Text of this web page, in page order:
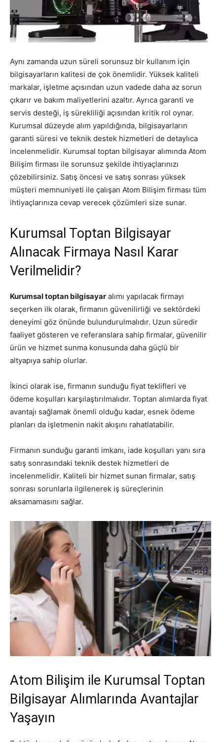
Aynı zamanda uzun süreli sorunsuz bir kullanım için
bilgisayarların kalitesi de çok önemlidir. Yüksek kaliteli
markalar, işletme açısından uzun vadede daha az sorun
çıkarır ve bakım maliyetlerini azaltır. Ayrıca garanti ve
servis desteği, iş sürekliliği açısından kritik rol oynar.
Kurumsal düzeyde alım yapıldığında, bilgisayarların
garanti süresi ve teknik destek hizmetleri de detaylıca
incelenmelidir. Kurumsal toptan bilgisayar alımında Atom
Bilişim firması ile sorunsuz şekilde ihtiyaçlarınızı
çözebilirsiniz. Satış öncesi ve satış sonrası yüksek
müşteri memnuniyeti ile çalışan Atom Bilişim firması tüm
ihtiyaçlarınıza cevap verecek çözümleri size sunar.
Kurumsal Toptan Bilgisayar
Alınacak Firmaya Nasıl Karar
Verilmelidir?
Kurumsal toptan bilgisayar alımı yapılacak firmayı
seçerken ilk olarak, firmanın güvenilirliği ve sektördeki
deneyimi göz önünde bulundurulmalıdır. Uzun süredir
faaliyet gösteren ve referanslara sahip firmalar, güvenilir
ürün ve hizmet sunma konusunda daha güçlü bir
altyapıya sahip olurlar.
İkinci olarak ise, firmanın sunduğu fiyat teklifleri ve
ödeme koşulları karşılaştırılmalıdır. Toptan alımlarda fiyat
avantajı sağlamak önemli olduğu kadar, esnek ödeme
planları da işletmenin nakit akışını rahatlatabilir.
Firmanın sunduğu garanti imkanı, iade koşulları yanı sıra
satış sonrasındaki teknik destek hizmetleri de
incelenmelidir. Kaliteli bir hizmet sunan firmalar, satış
sonrası sorunlarla ilgilenerek iş süreçlerinin
aksamamasını sağlar.
Atom Bilişim ile Kurumsal Toptan
Bilgisayar Alımlarında Avantajlar
Yaşayın